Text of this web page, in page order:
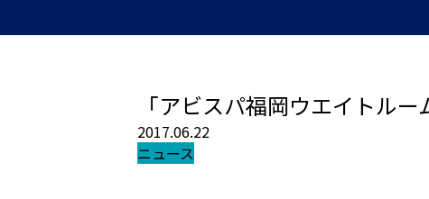
「アビスパ福岡ウエイトル
2017.06.22
ニュース